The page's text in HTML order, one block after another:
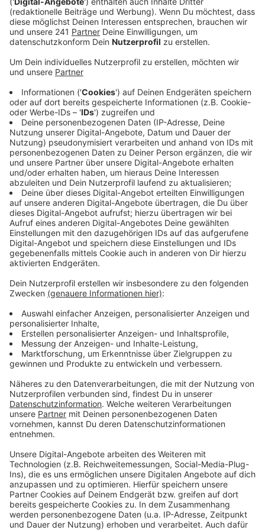
Veröffentlicht:Donnerstag, 13.07.2023 06:35
Vor allem die Gruppen in Lützenkirchen, Opladen, Bürrig
und Hitdorf würden sich über interessierte
Jugendliche freuen. Insgesamt sind 155 Jugendliche in
acht Gruppen der Freiwilligen Feuerwehr Leverkusen
aktiv. Während der Pandemie sind zwar einige
Mitglieder ausgeschieden, es kamen aber genug Neue
nach, sagt der stellvertretende Wart. In Wiesdorf
gründet sich jetzt noch eine neue Jugendgruppe,
Jugendliche aus Wiesdorf und Manfortsind herzlich
eingeladen, sich anzumelden.
Anzeige
Weitere Meldungen aus Leverkusen
Viele Anfragen zu Schuldnerberatung in Leverkusen
Die letzten Maßnahmen auf der Leverkusener
Dhünnbrücke
Leverkusen: Zeugensuche nach Fahrraddiebstählen
Anzeige
Anzeige